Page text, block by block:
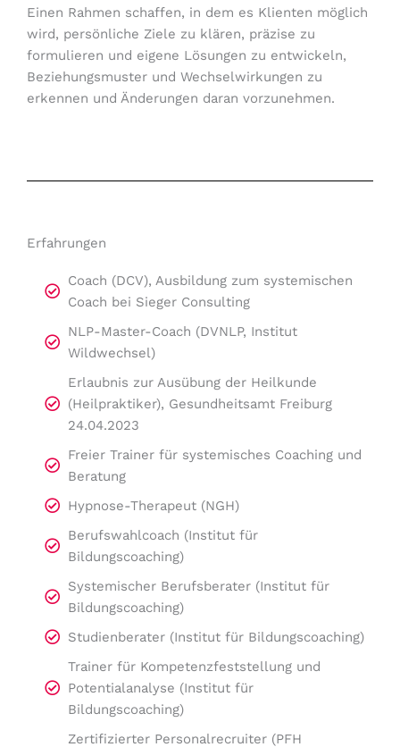
Einen Rahmen schaffen, in dem es Klienten möglich
wird, persönliche Ziele zu klären, präzise zu
formulieren und eigene Lösungen zu entwickeln,
Beziehungsmuster und Wechselwirkungen zu
erkennen und Änderungen daran vorzunehmen.
Erfahrungen
Coach (DCV), Ausbildung zum systemischen
Coach bei Sieger Consulting
NLP-Master-Coach (DVNLP, Institut
Wildwechsel)
Erlaubnis zur Ausübung der Heilkunde
(Heilpraktiker), Gesundheitsamt Freiburg
24.04.2023
Freier Trainer für systemisches Coaching und
Beratung
Hypnose-Therapeut (NGH)
Berufswahlcoach (Institut für
Bildungscoaching)
Systemischer Berufsberater (Institut für
Bildungscoaching)
Studienberater (Institut für Bildungscoaching)
Trainer für Kompetenzfeststellung und
Potentialanalyse (Institut für
Bildungscoaching)
Zertifizierter Personalrecruiter (PFH